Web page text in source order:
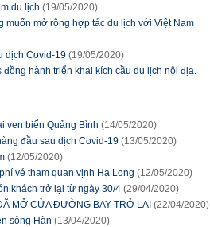
du lịch (19/05/2020)
muốn mở rộng hợp tác du lịch với Việt Nam
dịch Covid-19 (19/05/2020)
hành triển khai kích cầu du lịch nội địa.
ven biển Quảng Bình (14/05/2020)
đầu sau dịch Covid-19 (13/05/2020)
(12/05/2020)
vé tham quan vịnh Hạ Long (12/05/2020)
khách trở lại từ ngày 30/4 (29/04/2020)
MỞ CỬA ĐƯỜNG BAY TRỞ LẠI (22/04/2020)
sông Hàn (13/04/2020)